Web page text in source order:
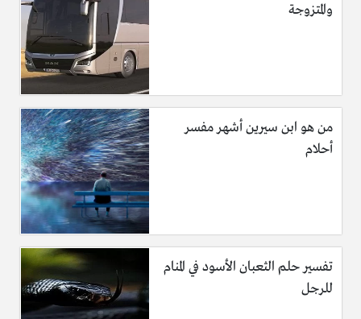
والمتزوجة
من هو ابن سيرين أشهر مفسر
أحلام
تفسير حلم الثعبان الأسود في المنام
للرجل